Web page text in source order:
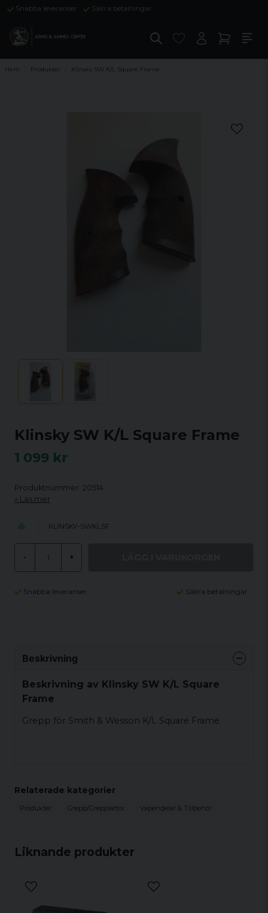
Snabba leveranser Säkra betalningar
Hem Produkter Klinsky SW K/L Square Frame
Klinsky SW K/L Square Frame
1 099 kr
Produktnummer: 20514
Läs mer
KLINSKY-SWKLSF
- +
Snabba leveranser Säkra betalningar
Liknande produkter
Beskrivning
Beskrivning av Klinsky SW K/L Square
Frame
Grepp för Smith & Wesson K/L Square Frame
Relaterade kategorier
Produkter Grepp/Grepplattor Vapendelar & Tillbehör